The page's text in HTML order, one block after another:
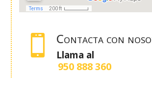
 Contacta con
Llama al
950 888 360